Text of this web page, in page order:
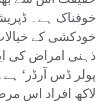
خوفناک ہے۔
خودکشی کے
ذہنی امراض کی
لاکھ افراد اس